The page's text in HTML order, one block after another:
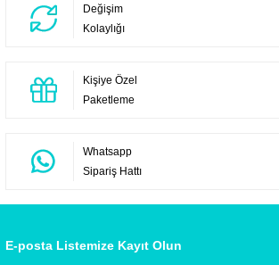
Değişim
Kolaylığı
Kişiye Özel
Paketleme
Whatsapp
Sipariş Hattı
E-posta Listemize Kayıt Olun